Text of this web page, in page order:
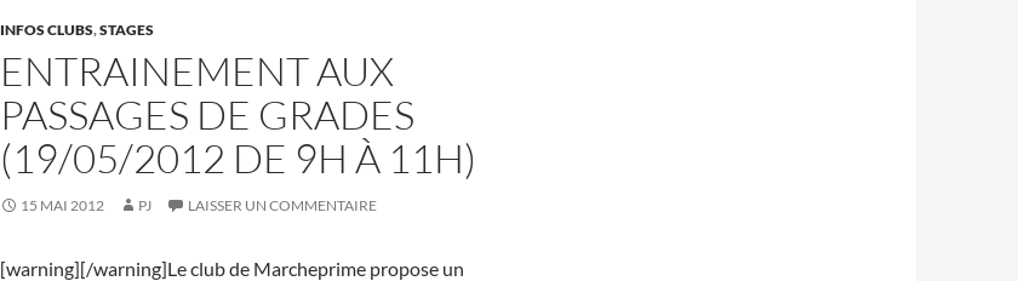
INFOS CLUBS,STAGES
ENTRAINEMENT AUX
PASSAGES DE GRADES
(19/05/2012 DE 9H À 11H)
15 MAI 2012 PJ LAISSER UN COMMENTAIRE
[warning][/warning]Le club de Marcheprime propose un